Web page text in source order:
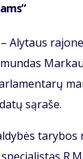
Aly­taus
są­ra­še.
ta­ry­bos